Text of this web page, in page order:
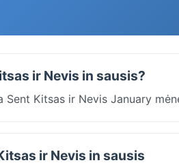
ir Nevis in sausis?
Sent Kitsas ir Nevis January
ir Nevis in sausis